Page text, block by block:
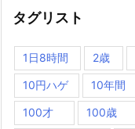
タグリスト
1日8時間 2歳
10円ハゲ 10年間
100才 100歳